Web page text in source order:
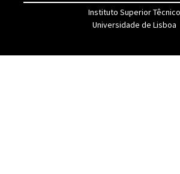
Instituto Superior Têcnico
Universidade de Lisboa